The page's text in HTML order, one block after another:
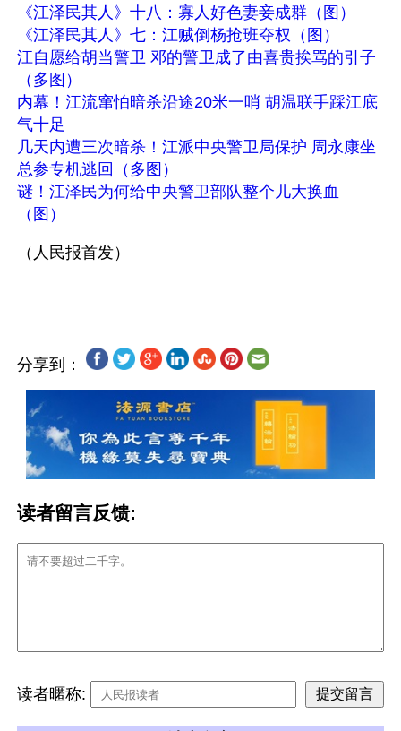
《江泽民其人》十八：寡人好色妻妾成群（图）
《江泽民其人》七：江贼倒杨抢班夺权（图）
江自愿给胡当警卫 邓的警卫成了由喜贵挨骂的引子
（多图）
内幕！江流窜怕暗杀沿途20米一哨 胡温联手踩江底
气十足
几天内遭三次暗杀！江派中央警卫局保护 周永康坐
总参专机逃回（多图）
谜！江泽民为何给中央警卫部队整个儿大换血
（图）
（人民报首发）
分享到：
读者留言反馈:
读者暱称: